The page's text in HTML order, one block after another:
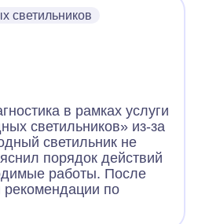
светильников
в рамках услуги
светильников» из-за
светильник не
порядок действий
работы. После
рекомендации по